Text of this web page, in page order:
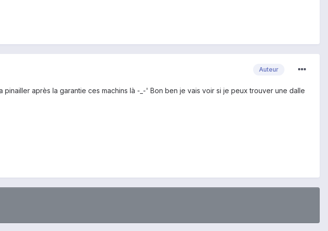
Auteur
après la garantie ces machins là -_-' Bon ben je vais voir si je peux trouver une dalle